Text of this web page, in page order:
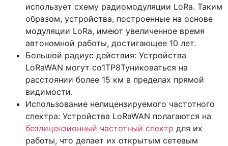
использует схему радиомодуляции LoRa. Таким
образом, устройства, построенные на основе
модуляции LoRa, имеют увеличенное время
автономной работы, достигающее 10 лет.
Большой радиус действия: Устройства
LoRaWAN могут со1TP8Туниковаться на
расстоянии более 15 км в пределах прямой
видимости.
Использование нелицензируемого частотного
спектра: Устройства LoRaWAN полагаются на
безлицензионный частотный спектр для их
работы, что делает их открытым сетевым